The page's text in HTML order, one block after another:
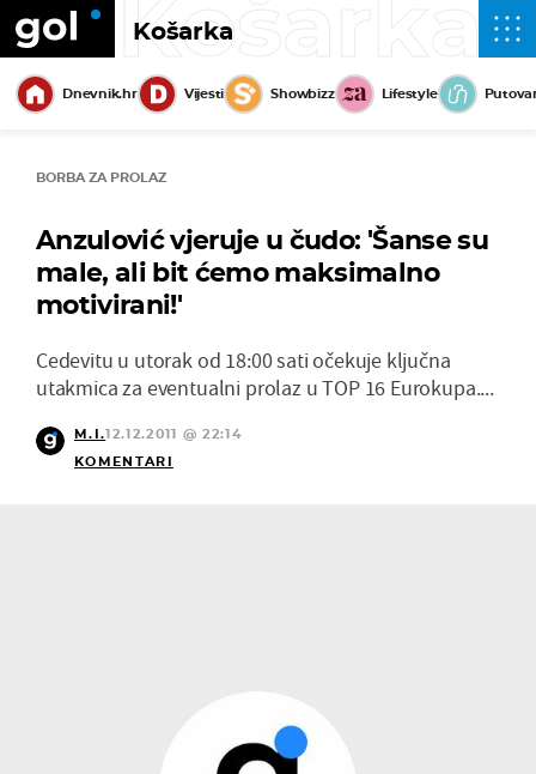
Košarka
Košarka
Dnevnik.hr Vijesti Showbizz Lifestyle
BORBA ZA PROLAZ
Anzulović vjeruje u čudo: 'Šanse su
male, ali bit ćemo maksimalno
motivirani!'
Cedevitu u utorak od 18:00 sati očekuje ključna
utakmica za eventualni prolaz u TOP 16 Eurokupa....
M.I.12.12.2011 @ 22:14
KOMENTARI